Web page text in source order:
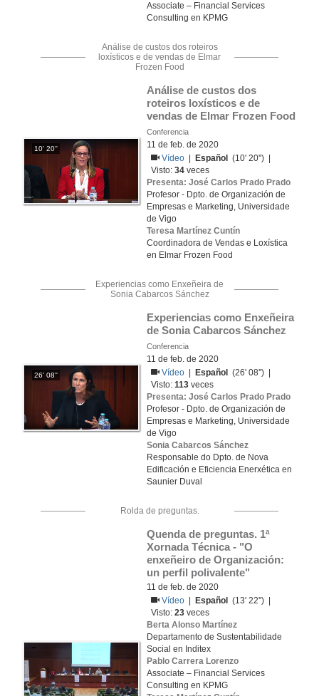
Associate – Financial Services
Consulting en KPMG
Análise de custos dos roteiros
loxísticos e de vendas de Elmar
Frozen Food
10' 20''
Análise de custos dos
roteiros loxísticos e de
vendas de Elmar Frozen Food
Conferencia
11 de feb. de 2020
Vídeo
Español
(10' 20'') |
Visto:34 veces
Presenta: José Carlos Prado Prado
Profesor - Dpto. de Organización de
Empresas e Marketing, Universidade
de Vigo
Teresa Martínez Cuntín
Coordinadora de Vendas e Loxística
en Elmar Frozen Food
Experiencias como Enxeñeira de
Sonia Cabarcos Sánchez
26' 08''
Experiencias como Enxeñeira
de Sonia Cabarcos Sánchez
Conferencia
11 de feb. de 2020
Vídeo
Español
(26' 08'') |
Visto:113 veces
Presenta: José Carlos Prado Prado
Profesor - Dpto. de Organización de
Empresas e Marketing, Universidade
de Vigo
Sonia Cabarcos Sánchez
Responsable do Dpto. de Nova
Edificación e Eficiencia Enerxética en
Saunier Duval
Rolda de preguntas.
Quenda de preguntas. 1ª
Xornada Técnica - "O
enxeñeiro de Organización:
un perfil polivalente"
11 de feb. de 2020
Vídeo
Español
(13' 22'') |
Visto:23 veces
Berta Alonso Martínez
Departamento de Sustentabilidade
Social en Inditex
Pablo Carrera Lorenzo
Associate – Financial Services
Consulting en KPMG